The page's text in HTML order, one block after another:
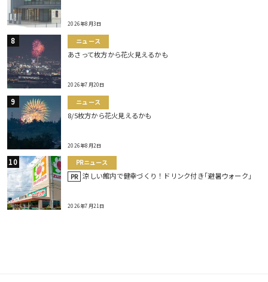
2026年8月3日
ニュース
あさって枚方から花火見えるかも
2026年7月20日
ニュース
8/5枚方から花火見えるかも
2026年8月2日
PRニュース
PR 涼しい館内で健幸づくり！ドリンク付き｢避暑ウォーク｣
2026年7月21日